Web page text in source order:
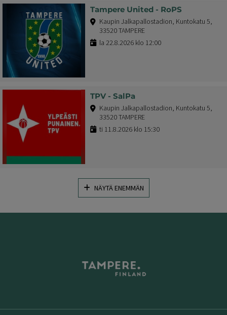
Tampere United - RoPS
Kaupin Jalkapallostadion, Kuntokatu 5,
33520 TAMPERE
la 22.8.2026 klo 12:00
TPV - SalPa
Kaupin Jalkapallostadion, Kuntokatu 5,
33520 TAMPERE
ti 11.8.2026 klo 15:30
NÄYTÄ ENEMMÄN